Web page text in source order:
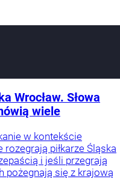
Wrocław. Słowa
wiele
w kontekście
piłkarze Śląska
i jeśli przegrają
pożegnają się z krajową